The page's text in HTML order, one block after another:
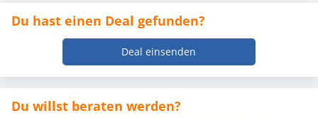
Du hast einen Deal gefunden?
Deal einsenden
Du willst beraten werden?